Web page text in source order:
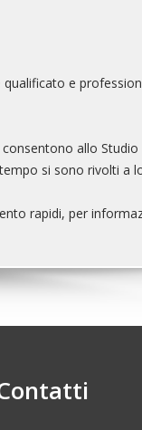
e
allo
si sono rivolti a
rapidi, per